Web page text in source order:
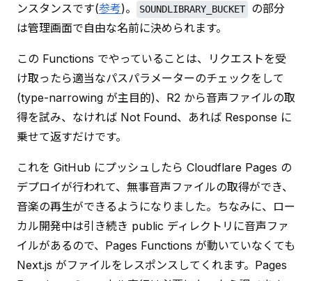
ンスタンスです(参考)。 SOUNDLIBRARY_BUCKET
の部分
は管理画面で自由な名前に決められます。
この Functions でやっていることは、リクエストを受
け取ったら適当なパスパラメーターのチェックをして
(type-narrowing が主目的)、R2 から音声ファイルの取
得を試み、なければ Not Found、あれば Response に
乗せて返すだけです。
これを GitHub にプッシュしたら Cloudflare Pages の
デプロイが行われて、無事音声ファイルの取得ができ、
音楽の再生ができるようになりました。ちなみに、ロー
カル開発中は引き続き public ディレクトリに音声ファ
イルがあるので、Pages Functions が動いていなくても
Next.js がファイルをレスポンスしてくれます。Pages